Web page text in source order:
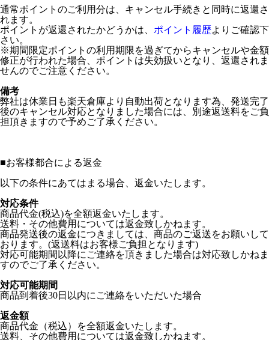
通常ポイントのご利用分は、キャンセル手続きと同時に返還さ
れます。
ポイントが返還されたかどうかは、 ポイント履歴よりご確認下
さい。
※期間限定ポイントの利用期限を過ぎてからキャンセルや金額
修正が行われた場合、ポイントは失効扱いとなり、返還されま
せんのでご注意ください。
備考
弊社は休業日も楽天倉庫より自動出荷となります為、発送完了
後のキャンセル対応となりました場合には、別途返送料をご負
担頂きますので予めご了承ください。
■お客様都合による返金
以下の条件にあてはまる場合、返金いたします。
対応条件
商品代金(税込)を全額返金いたします。
送料・その他費用については返金致しかねます。
商品発送後の返金につきましては、商品のご返送をお願いして
おります。(返送料はお客様ご負担となります)
対応可能期間以降にご連絡を頂きました場合は対応致しかねま
すのでご了承ください。
対応可能期間
商品到着後30日以内にご連絡をいただいた場合
返金額
商品代金（税込）を全額返金いたします。
送料、その他費用については返金致しかねます。